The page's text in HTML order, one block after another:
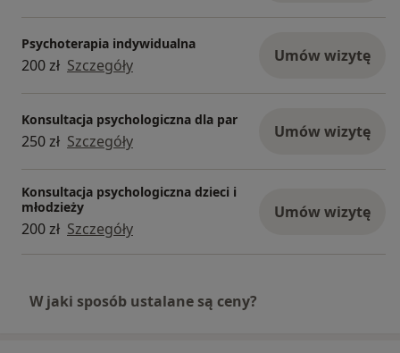
Psychoterapia indywidualna
200 zł Szczegóły Umów wizytę
Konsultacja psychologiczna dla par
250 zł Szczegóły Umów wizytę
Konsultacja psychologiczna dzieci i
młodzieży
200 zł Szczegóły
Umów wizytę
W jaki sposób ustalane są ceny?